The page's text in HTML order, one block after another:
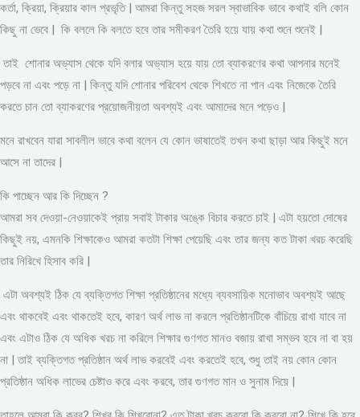
কর্তা, ক্রিয়া, ক্রিয়ার কাল প্রভৃতি | আমরা কিন্তু সহজ সরল স্বাভাবিক ভাবে কথাই বলি কোন
কিছু না ভেবে | কি বললে কি বলতে হবে তার সমীকরণ তৈরি হয়ে যায় কথা শুনে শুনেই |
তাই শোনার অভ্যাস থেকে যদি বলার অভ্যাস হয়ে যায় তো ব্যাকরণের কথা আপনার মনেই
পড়বে না এবং পড়ে না | কিন্তু যদি শোনার পরিবেশ থেকে শিখতে না পান এবং নিজেকে তৈরি
করতে চান তো ব্যাকরণের প্রয়োজনীয়তা অবশ্যই এবং আমাদের মনে পড়েও |
মনে রাখবেন যারা সাবলীল ভাবে কথা বলেন যে কোন ভাষাতেই তখন কথা ছাড়া আর কিছুই মনে
আসে না তাদের |
কি পাচ্ছেন আর কি দিচ্ছেন ?
আমরা সব দেওয়া-নেওয়াকেই প্রায় সবাই টাকার অঙ্কে বিচার করতে চাই | এটা হয়তো দোষের
কিছুই নয়, এমনকি শিক্ষাকেও আমরা কতটা শিক্ষা পেয়েছি এবং তার জন্য কত টাকা খরচ করেছি
তার নিরিখে হিসাব করি |
এটা অবশ্যই ঠিক যে ব্যক্তিগত শিক্ষা প্রতিষ্ঠানের মধ্যে ব্যবসায়িক মনোভাব অবশ্যই আছে
এবং থাকবেই এবং থাকতেই হবে, কারণ অর্থ লাভ না করলে প্রতিষ্ঠানটিকে বাঁচিয়ে রাখা যাবে না
এবং এটাও ঠিক যে অধিক খরচ না করিলে শিক্ষার গুণগত মানও বজায় রাখা সম্ভব হবে না বা হয়
না | তাই ব্যক্তিগত প্রতিষ্ঠান অর্থ লাভ করবেই এবং করতেই হবে, শুধু তাই নয় কোন কোন
প্রতিষ্ঠান অধিক লাভের চেষ্টাও করে এবং করবে, তার গুণগত মান ও সুনাম দিয়ে |